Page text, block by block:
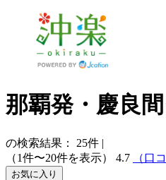
那覇発・慶良
の検索結果： 25件 |
（1件〜20件を表示）
4.7 （口
お気に入り